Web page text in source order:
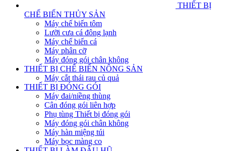
THIẾT BỊ
CHẾ BIẾN THỦY SẢN
Máy chế biến tôm
Lưỡi cưa cá đông lạnh
Máy chế biến cá
Máy phân cỡ
Máy đóng gói chân không
THIẾT BỊ CHẾ BIẾN NÔNG SẢN
Máy cắt thái rau củ quả
THIẾT BỊ ĐÓNG GÓI
Máy đai/niềng thùng
Cân đóng gói liên hợp
Phụ tùng Thiết bị đóng gói
Máy đóng gói chân không
Máy hàn miệng túi
Máy bọc màng co